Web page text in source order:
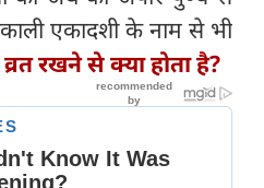
एकादशी के नाम से भी
रखने से क्या होता है?